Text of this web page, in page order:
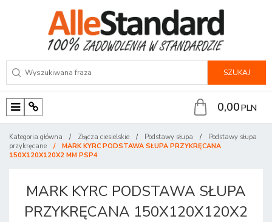
SZUKAJ
M
n
u
P
n
e
0,00PLN
Kategoria główna / Złącza ciesielskie / Podstawy słupa /
Podstawy słupa
przykręcane
/
MARK KYRC PODSTAWA SŁUPA PRZYKRĘCANA
150X120X120X2 MM PSP4
MARK KYRC PODSTAWA SŁUPA
PRZYKRĘCANA 150X120X120X2